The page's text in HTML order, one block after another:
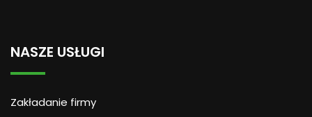
NASZE USŁUGI
Zakładanie firmy